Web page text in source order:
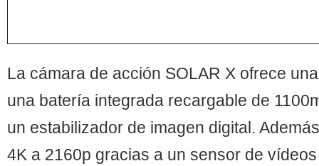
La cámara de acción SOLAR X ofrece
una batería integrada recargable de
un estabilizador de imagen digital.
4K a 2160p gracias a un sensor de